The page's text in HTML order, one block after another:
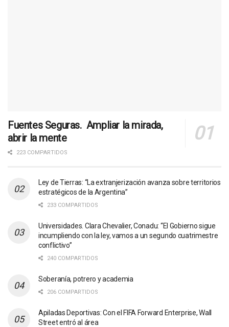
Fuentes Seguras. Ampliar la mirada,
abrir la mente
223 COMPARTIDOS
Ley de Tierras: “La extranjerización avanza sobre territorios
estratégicos de la Argentina”
233 COMPARTIDOS
Universidades. Clara Chevalier, Conadu: “El Gobierno sigue
incumpliendo con la ley, vamos a un segundo cuatrimestre
conflictivo”
240 COMPARTIDOS
Soberanía, potrero y academia
206 COMPARTIDOS
Apiladas Deportivas: Con el FIFA Forward Enterprise, Wall
Street entró al área